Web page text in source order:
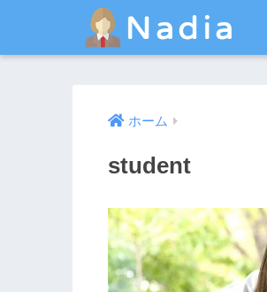
ホーム
student